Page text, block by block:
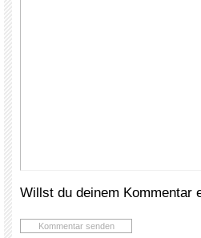
Willst du deinem Kommentar